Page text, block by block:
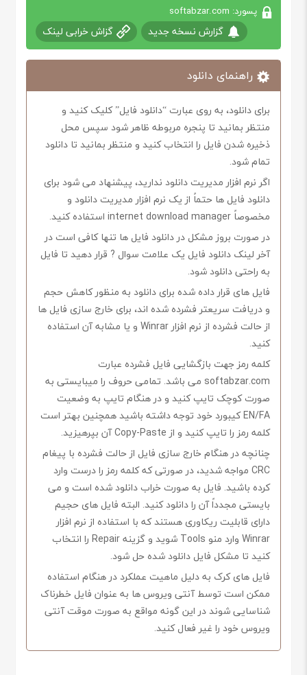
پسورد: softabzar.com
گزارش نسخه جدید گزاش خرابی لینک
راهنمای دانلود
برای دانلود، به روی عبارت “دانلود فایل” کلیک کنید و
منتظر بمانید تا پنجره مربوطه ظاهر شود سپس محل
ذخیره شدن فایل را انتخاب کنید و منتظر بمانید تا دانلود
تمام شود.
اگر نرم افزار مدیریت دانلود ندارید، پیشنهاد می شود برای
دانلود فایل ها حتماً از یک نرم افزار مدیریت دانلود و
مخصوصاً internet download manager استفاده کنید.
در صورت بروز مشکل در دانلود فایل ها تنها کافی است در
آخر لینک دانلود فایل یک علامت سوال ? قرار دهید تا فایل
به راحتی دانلود شود.
فایل های قرار داده شده برای دانلود به منظور کاهش حجم
و دریافت سریعتر فشرده شده اند، برای خارج سازی فایل ها
از حالت فشرده از نرم افزار Winrar و یا مشابه آن استفاده
کنید.
کلمه رمز جهت بازگشایی فایل فشرده عبارت
softabzar.com می باشد. تمامی حروف را میبایستی به
صورت کوچک تایپ کنید و در هنگام تایپ به وضعیت
EN/FA کیبورد خود توجه داشته باشید همچنین بهتر است
کلمه رمز را تایپ کنید و از Copy-Paste آن بپرهیزید.
چنانچه در هنگام خارج سازی فایل از حالت فشرده با پیغام
CRC مواجه شدید، در صورتی که کلمه رمز را درست وارد
کرده باشید. فایل به صورت خراب دانلود شده است و می
بایستی مجدداً آن را دانلود کنید. البته فایل های حجیم
دارای قابلیت ریکاوری هستند که با استفاده از نرم افزار
Winrar وارد منو Tools شوید و گزینه Repair را انتخاب
کنید تا مشکل فایل دانلود شده حل شود.
فایل های کرک به دلیل ماهیت عملکرد در هنگام استفاده
ممکن است توسط آنتی ویروس ها به عنوان فایل خطرناک
شناسایی شوند در این گونه مواقع به صورت موقت آنتی
ویروس خود را غیر فعال کنید.